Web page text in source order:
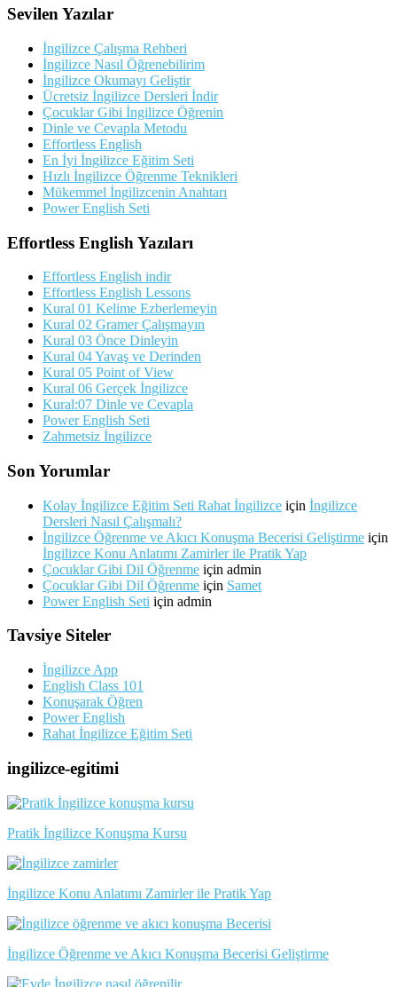
Sevilen Yazılar
İngilizce Çalışma Rehberi
İngilizce Nasıl Öğrenebilirim
İngilizce Okumayı Geliştir
Ücretsiz İngilizce Dersleri İndir
Çocuklar Gibi İngilizce Öğrenin
Dinle ve Cevapla Metodu
Effortless English
En İyi İngilizce Eğitim Seti
Hızlı İngilizce Öğrenme Teknikleri
Mükemmel İngilizcenin Anahtarı
Power English Seti
Effortless English Yazıları
Effortless English indir
Effortless English Lessons
Kural 01 Kelime Ezberlemeyin
Kural 02 Gramer Çalışmayın
Kural 03 Önce Dinleyin
Kural 04 Yavaş ve Derinden
Kural 05 Point of View
Kural 06 Gerçek İngilizce
Kural:07 Dinle ve Cevapla
Power English Seti
Zahmetsiz İngilizce
Son Yorumlar
Kolay İngilizce Eğitim Seti Rahat İngilizce için İngilizce
Dersleri Nasıl Çalışmalı?
İngilizce Öğrenme ve Akıcı Konuşma Becerisi Geliştirme için
İngilizce Konu Anlatımı Zamirler ile Pratik Yap
Çocuklar Gibi Dil Öğrenme için admin
Çocuklar Gibi Dil Öğrenme için Samet
Power English Seti için admin
Tavsiye Siteler
İngilizce App
English Class 101
Konuşarak Öğren
Power English
Rahat İngilizce Eğitim Seti
ingilizce-egitimi
Pratik İngilizce Konuşma Kursu
İngilizce Konu Anlatımı Zamirler ile Pratik Yap
İngilizce Öğrenme ve Akıcı Konuşma Becerisi Geliştirme